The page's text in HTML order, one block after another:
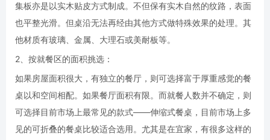
集板亦是以实木贴皮方式制成。不但保有实木自然的纹路，表面
也平整光滑。但桌沿无法再经由其他方式做特殊效果的处理。其
他材质有玻璃、金属、大理石或美耐板等。
2、按就餐区的面积挑选：
如果房屋面积很大，有独立的餐厅，则可选择富于厚重感觉的餐
桌以和空间相配。如果餐厅面积有限。而就餐人数并不确定，则
可选择目前市场上最常见的款式——伸缩式餐桌，目前市场上多
见的可折叠的餐桌比较适合选用。尤其是在宜家，有很多这样的